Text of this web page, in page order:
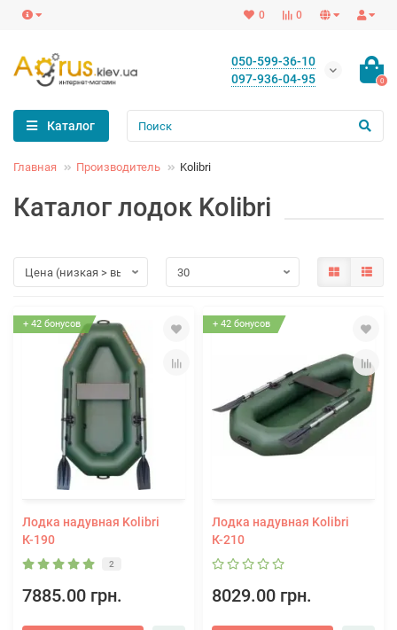
0
0
050-599-36-10
097-936-04-95
0
Каталог
Главная Производитель Kolibri
Каталог лодок Kolibri
+ 42 бонусов
Лодка надувная Kolibri
К-190
2
7885.00 грн.
+ 42 бонусов
Лодка надувная Kolibri
К-210
8029.00 грн.